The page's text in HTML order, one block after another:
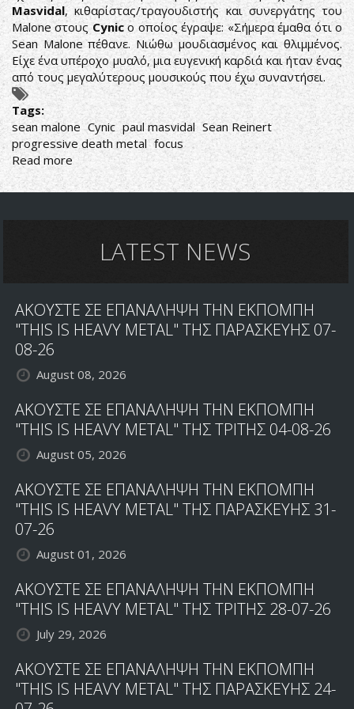
Masvidal, κιθαρίστας/τραγουδιστής και συνεργάτης του
Malone στουςCynicο οποίος έγραψε: «Σήμερα έμαθα ότι ο
Sean Malone πέθανε. Νιώθω μουδιασμένος και θλιμμένος.
Είχε ένα υπέροχο μυαλό, μια ευγενική καρδιά και ήταν ένας
από τους μεγαλύτερους μουσικούς που έχω συναντήσει.
Tags:
sean malone Cynic paul masvidal Sean Reinert
progressive death metal focus
Read more about
R.I.P.
SEAN
LATEST NEWS
ΑΚΟΥΣΤΕ ΣΕ ΕΠΑΝΑΛΗΨΗ ΤΗΝ ΕΚΠΟΜΠΗ
"THIS IS HEAVY METAL" ΤΗΣ ΠΑΡΑΣΚΕΥΗΣ 07-
08-26
August 08, 2026
ΑΚΟΥΣΤΕ ΣΕ ΕΠΑΝΑΛΗΨΗ ΤΗΝ ΕΚΠΟΜΠΗ
"THIS IS HEAVY METAL" ΤΗΣ ΤΡΙΤΗΣ 04-08-26
August 05, 2026
ΑΚΟΥΣΤΕ ΣΕ ΕΠΑΝΑΛΗΨΗ ΤΗΝ ΕΚΠΟΜΠΗ
"THIS IS HEAVY METAL" ΤΗΣ ΠΑΡΑΣΚΕΥΗΣ 31-
07-26
August 01, 2026
ΑΚΟΥΣΤΕ ΣΕ ΕΠΑΝΑΛΗΨΗ ΤΗΝ ΕΚΠΟΜΠΗ
"THIS IS HEAVY METAL" ΤΗΣ ΤΡΙΤΗΣ 28-07-26
July 29, 2026
ΑΚΟΥΣΤΕ ΣΕ ΕΠΑΝΑΛΗΨΗ ΤΗΝ ΕΚΠΟΜΠΗ
"THIS IS HEAVY METAL" ΤΗΣ ΠΑΡΑΣΚΕΥΗΣ 24-